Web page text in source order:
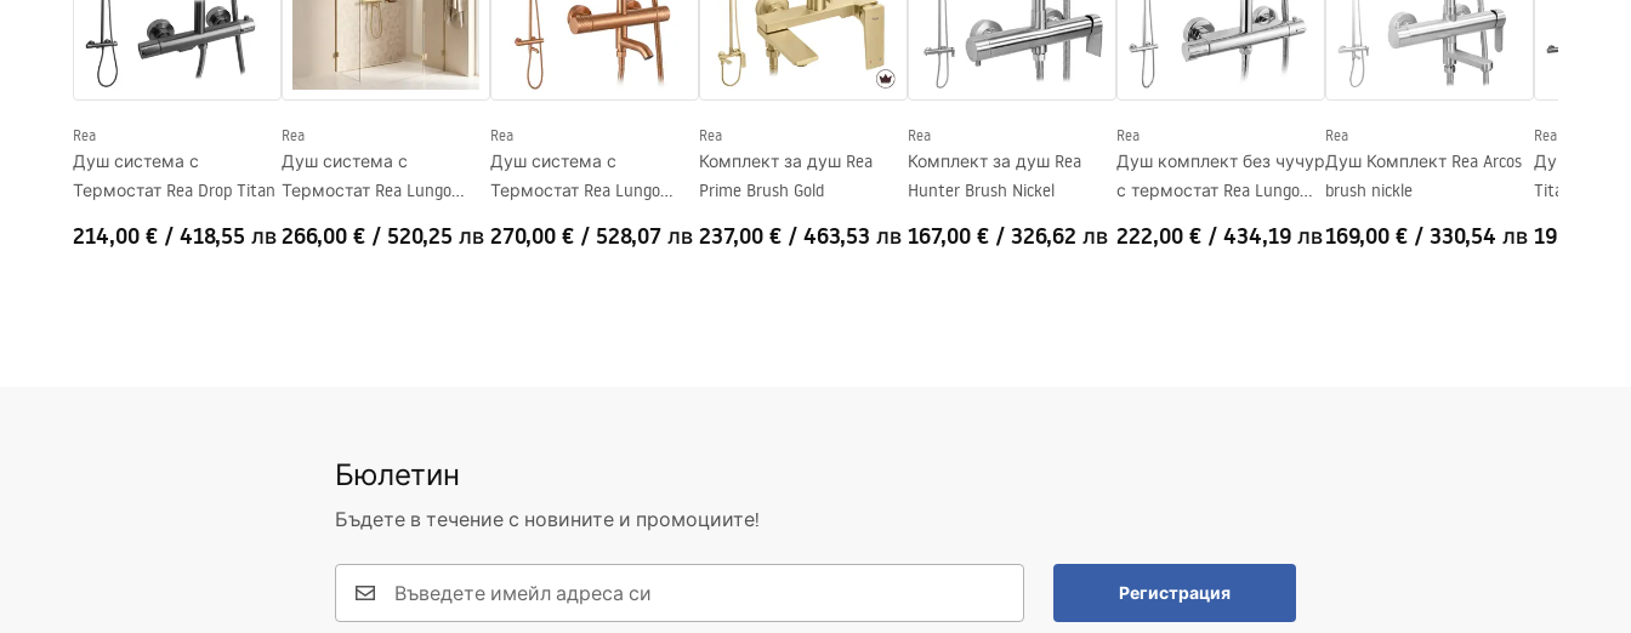
Посока на душ - кабината
универсален
Гаранция
24 месеца
Покритие Easy Clean
Да
Rea
Душ система с
Термостат Rea Drop Titan
214,00 € / 418,55 лв
Rea
Душ система с
Термостат Rea Lungo
266,00 € / 520,25 лв
Rea
Душ система с
Термостат Rea Lungo
270,00 € / 528,07 лв
Rea
Комплект за душ Rea
Prime Brush Gold
237,00 € / 463,53 лв
Rea
Комплект за душ Rea
Hunter Brush Nickel
167,00 € / 326,62 лв
Rea
Душ комплект без чучур
с термостат Rea Lungo
222,00 € / 434,19 лв
Rea
Душ Комплект Rea Arcos
brush nickle
169,00 € / 330,54 лв
Rea
Душ
Titan
195,00 €
Бюлетин
Бъдете в течение с новините и промоциите!
Регистрация